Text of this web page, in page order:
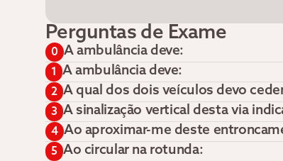
Perguntas de Exame
0 A ambulância deve:
1 A ambulância deve:
2 A qual dos dois veículos devo
3 A sinalização vertical desta via
4 Ao aproximar-me deste
5 Ao circular na rotunda: